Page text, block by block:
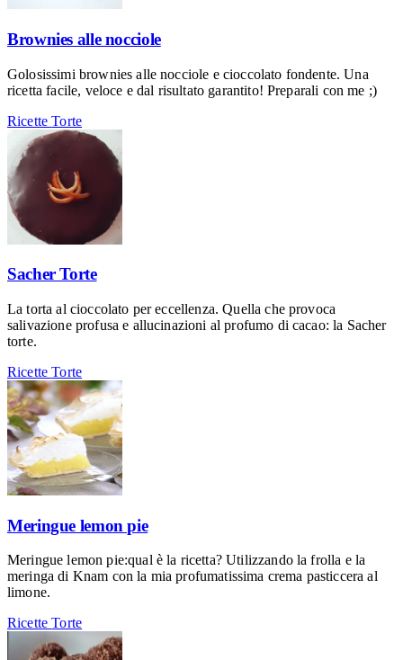
Brownies alle nocciole
Golosissimi brownies alle nocciole e cioccolato fondente. Una
ricetta facile, veloce e dal risultato garantito! Preparali con me ;)
RicetteTorte
Sacher Torte
La torta al cioccolato per eccellenza. Quella che provoca
salivazione profusa e allucinazioni al profumo di cacao: la Sacher
torte.
RicetteTorte
Meringue lemon pie
Meringue lemon pie:qual è la ricetta? Utilizzando la frolla e la
meringa di Knam con la mia profumatissima crema pasticcera al
limone.
RicetteTorte